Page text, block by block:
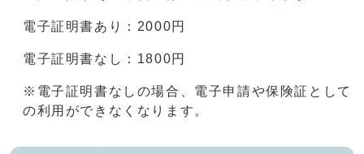
電子証明書あり：2000円
電子証明書なし：1800円
※電子証明書なしの場合、電子申請や保険証として
の利用ができなくなります。